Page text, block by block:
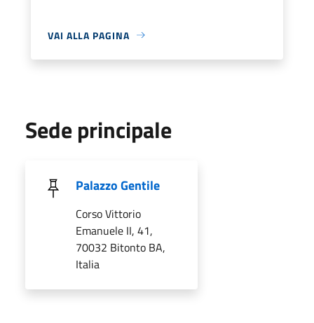
VAI ALLA PAGINA
Sede principale
Palazzo Gentile
Corso Vittorio
Emanuele II, 41,
70032 Bitonto BA,
Italia